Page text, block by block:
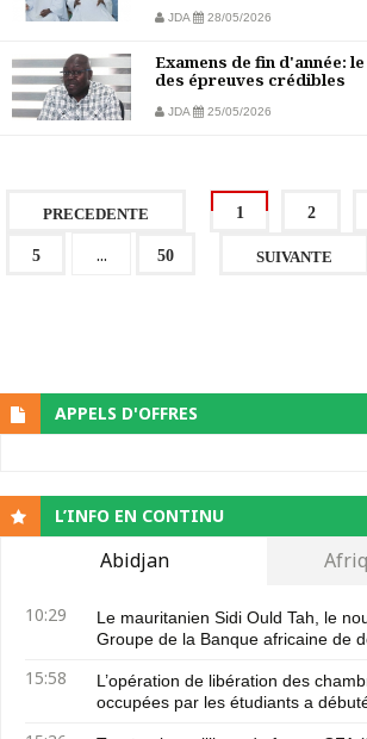
JDA 28/05/2026
Examens de fin d'année:
des épreuves crédibles
JDA 25/05/2026
PRECEDENTE 1 2
5 ... 50 SUIVANTE
APPELS D'OFFRES
L’INFO EN CONTINU
Abidjan
10:29
Le mauritanien Sidi Ould Tah, le
Groupe de la Banque africaine de
15:58
L’opération de libération des
occupées par les étudiants a